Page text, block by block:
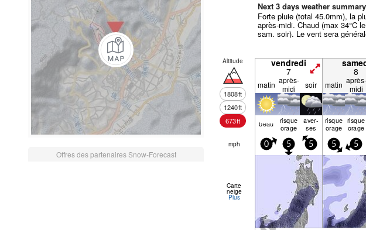
Offres des partenaires Snow-Forecast
Next 3 days weather
Forte pluie (total 45.0mm), la
après-midi. Chaud (max 34°C
sam. soir). Le vent sera
Altitude
1808ft
1240ft
673ft
vendredi
7 8
matin après-
midi
soir matin après-
midi
beau risque
orage
aver­
ses
risque
orage
risque
orage
mph 0 5 5 5 5
Carte
neige
Plus